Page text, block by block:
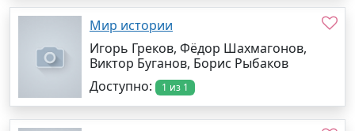
Мир истории
Игорь Греков, Фёдор Шахмагонов,
Виктор Буганов, Борис Рыбаков
Доступно:
1 из 1